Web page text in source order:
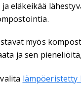
eläkeikää
myös
ja sen
lämpöeristetty